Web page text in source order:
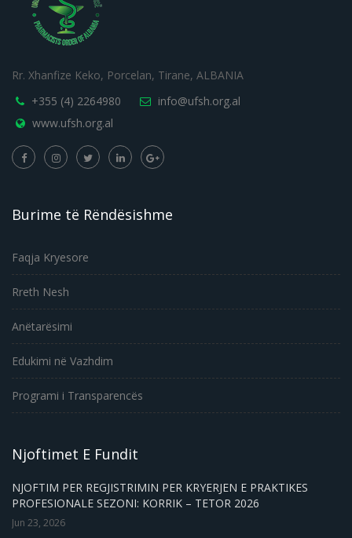
Rr. Xhanfize Keko, Porcelan, Tirane, ALBANIA
+355 (4) 2264980
info@ufsh.org.al
www.ufsh.org.al
Burime të Rëndësishme
Faqja Kryesore
Rreth Nesh
Anëtarësimi
Edukimi në Vazhdim
Programi i Transparencës
Njoftimet E Fundit
NJOFTIM PER REGJISTRIMIN PER KRYERJEN E PRAKTIKES
PROFESIONALE SEZONI: KORRIK – TETOR 2026
Jun 23, 2026